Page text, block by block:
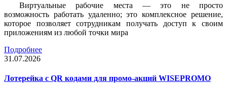
Виртуальные рабочие места — это не просто
возможность работать удаленно; это комплексное решение,
которое позволяет сотрудникам получать доступ к своим
приложениям из любой точки мира
Подробнее
31.07.2026
Лотерейка c QR кодами для промо-акций WISEPROMO